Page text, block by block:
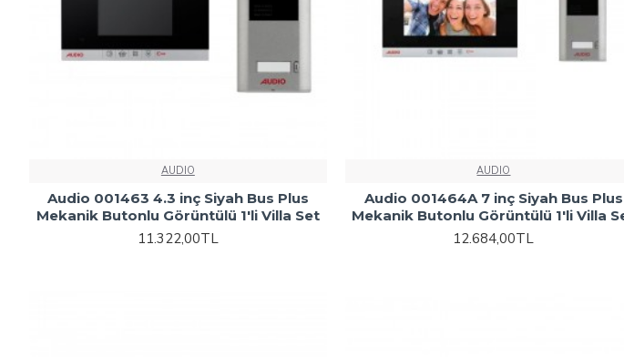
AUDIO
Audio 001463 4.3 inç Siyah Bus Plus
Mekanik Butonlu Görüntülü 1'li Villa Set
11.322,00TL
AUDIO
Audio 001464A 7 inç Siyah Bus Plus
Mekanik Butonlu Görüntülü 1'li Villa
12.684,00TL